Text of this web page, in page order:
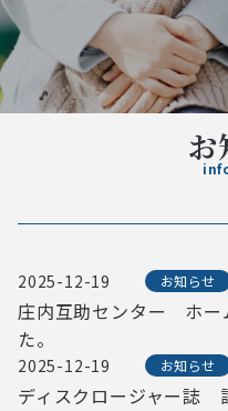
お
2025-12-19 お知らせ
庄内互助センター ホー
た。
2025-12-19 お知らせ
ディスクロージャー誌